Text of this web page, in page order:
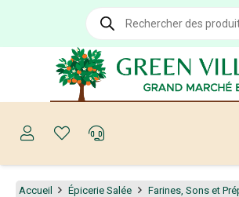
Recherche
produits
Accueil Épicerie Salée
Farines, Sons et